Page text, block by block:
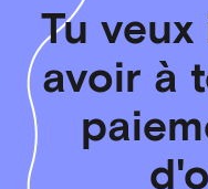
Tu
avoir à